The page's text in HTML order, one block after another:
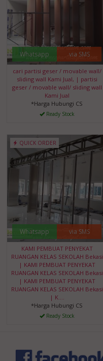
Whatsapp via SMS
cari partisi geser / movable wall/
sliding wall Kami Jual, | partisi
geser / movable wall/ sliding wall
Kami Jual
*Harga Hubungi CS
Ready Stock
QUICK ORDER
Whatsapp via SMS
KAMI PEMBUAT PENYEKAT
RUANGAN KELAS SEKOLAH Bekasi
| KAMI PEMBUAT PENYEKAT
RUANGAN KELAS SEKOLAH Bekasi
| KAMI PEMBUAT PENYEKAT
RUANGAN KELAS SEKOLAH Bekasi
| K....
*Harga Hubungi CS
Ready Stock